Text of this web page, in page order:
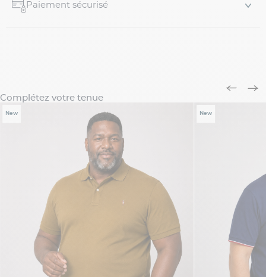
Paiement sécurisé
Complétez votre tenue
New New